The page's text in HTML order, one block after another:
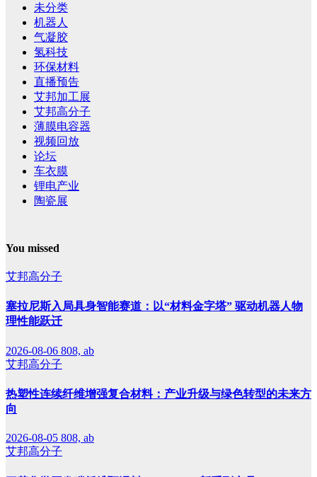
未分类
机器人
气凝胶
氢科技
环保材料
直播预告
艾邦加工展
艾邦高分子
薄膜电容器
视频回放
论坛
车衣膜
锂电产业
陶瓷展
You missed
艾邦高分子
塞拉尼斯入局具身智能赛道：以“材料金字塔” 驱动机器人物
理性能跃迁
2026-08-06 808, ab
艾邦高分子
热塑性连续纤维增强复合材料：产业升级与绿色转型的未来方
向
2026-08-05 808, ab
艾邦高分子